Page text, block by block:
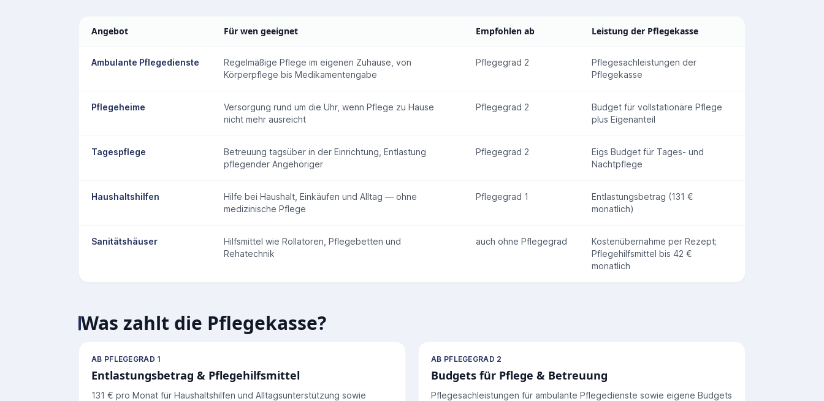
Angebot Für wen geeignet Empfohlen ab Leistung der Pflegekasse
Ambulante Pflegedienste
Regelmäßige Pflege im eigenen Zuhause, von
Körperpflege bis Medikamentengabe
Pflegegrad 2
Pflegesachleistungen der
Pflegekasse
Pflegeheime
Versorgung rund um die Uhr, wenn Pflege zu Hause
nicht mehr ausreicht
Pflegegrad 2
Budget für vollstationäre Pflege
plus Eigenanteil
Tagespflege
Betreuung tagsüber in der Einrichtung, Entlastung
pflegender Angehöriger
Pflegegrad 2
Eigs Budget für Tages- und
Nachtpflege
Haushaltshilfen
Hilfe bei Haushalt, Einkäufen und Alltag — ohne
medizinische Pflege
Pflegegrad 1
Entlastungsbetrag (131 €
monatlich)
Sanitätshäuser
Hilfsmittel wie Rollatoren, Pflegebetten und
Rehatechnik
auch ohne Pflegegrad
Kostenübernahme per Rezept;
Pflegehilfsmittel bis 42 €
monatlich
Was zahlt die Pflegekasse?
AB PFLEGEGRAD 1
Entlastungsbetrag & Pflegehilfsmittel
131 € pro Monat für Haushaltshilfen und Alltagsunterstützung sowie
AB PFLEGEGRAD 2
Budgets für Pflege & Betreuung
Pflegesachleistungen für ambulante Pflegedienste sowie eigene Budgets